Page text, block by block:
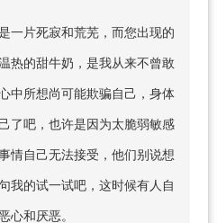
一片死寂和荒芜，而您出现的
热的甜牛奶，是我从来不曾敢
中所想尚可能欺骗自己，身体
了吧，也许是因为太脆弱敏感
情自己无法接受，他们别说想
我的试一试吧，这时候有人自
心和厌恶。